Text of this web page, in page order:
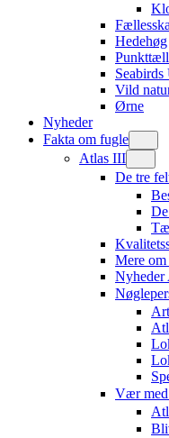
Hedehøg
Vild
Ørne
Nyheder
Fakta om fugle
Atlas III
De tre
Mere
Nyheder
Vær